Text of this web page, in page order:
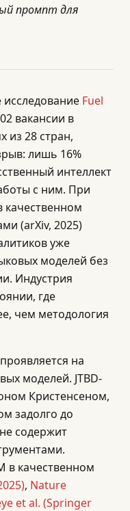
промпт для
исследование Fuel
вакансии в
из 28 стран,
лишь 16%
интеллект
с ним. При
качественном
(arXiv, 2025)
уже
моделей без
Индустрия
где
чем методология
на
моделей. JTBD-
Кристенсеном,
задолго до
содержит
в качественном
, Nature
et al. (Springer